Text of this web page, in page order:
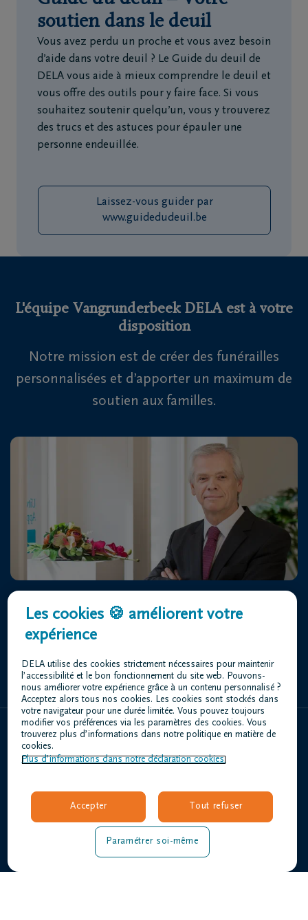
soutien dans le deuil
Vous avez perdu un proche et vous avez besoin
d’aide dans votre deuil ? Le Guide du deuil de
DELA vous aide à mieux comprendre le deuil et
vous offre des outils pour y faire face. Si vous
souhaitez soutenir quelqu’un, vous y trouverez
des trucs et des astuces pour épauler une
personne endeuillée.
Laissez-vous guider par
www.guidedudeuil.be
L'équipe Vangrunderbeek DELA est à votre
disposition
Notre mission est de créer des funérailles
personnalisées et d’apporter un maximum de
soutien aux familles.
Stationsstraat 69 1930 Zaventem
+32 2 725 40 00
À propos de nous
Organiser des funérailles
Notre centre funéraire
Questions fréquemment posées
Les cookies 🍪 améliorent votre
expérience
DELA utilise des cookies strictement nécessaires pour maintenir
l’accessibilité et le bon fonctionnement du site web. Pouvons-
nous améliorer votre expérience grâce à un contenu personnalisé ?
Acceptez alors tous nos cookies. Les cookies sont stockés dans
votre navigateur pour une durée limitée. Vous pouvez toujours
modifier vos préférences via les paramètres des cookies. Vous
trouverez plus d’informations dans notre politique en matière de
cookies.
Plus d’informations dans notre déclaration cookies.
Accepter Tout refuser
Paramétrer soi-même